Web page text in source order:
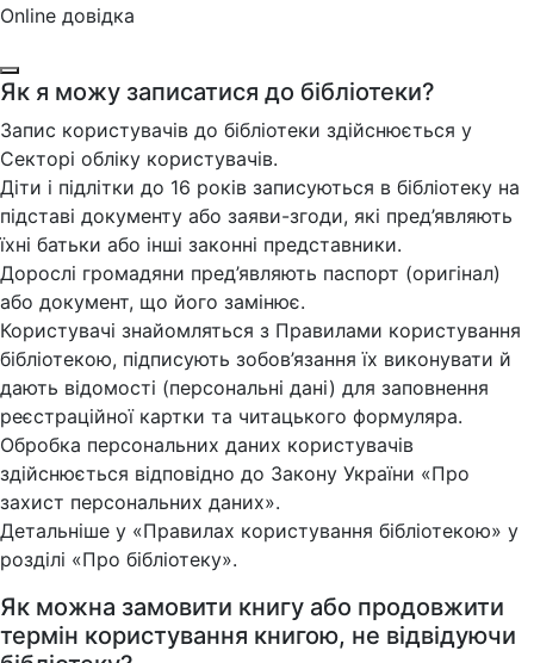
Online довідка
Як я можу записатися до бібліотеки?
Запис користувачів до бібліотеки здійснюється у
Секторі обліку користувачів.
Діти і підлітки до 16 років записуються в бібліотеку на
підставі документу або заяви-згоди, які пред’являють
їхні батьки або інші законні представники.
Дорослі громадяни пред’являють паспорт (оригінал)
або документ, що його замінює.
Користувачі знайомляться з Правилами користування
бібліотекою, підписують зобов’язання їх виконувати й
дають відомості (персональні дані) для заповнення
реєстраційної картки та читацького формуляра.
Обробка персональних даних користувачів
здійснюється відповідно до Закону України «Про
захист персональних даних».
Детальніше у «Правилах користування бібліотекою» у
розділі «Про бібліотеку».
Як можна замовити книгу або продовжити
термін користування книгою, не відвідуючи